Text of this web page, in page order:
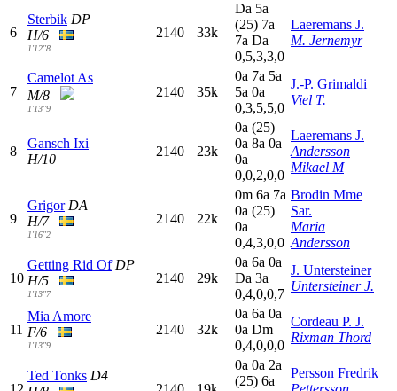
6
Sterbik DP
H/6
1'12"8
2140 33k
Da 5a
(25) 7a
7a Da
0,5,3,3,0
Laeremans J.
M. Jernemyr
7
Camelot As
M/8
1'13"9
2140 35k
0a 7a 5a
5a 0a
0,3,5,5,0
J.-P. Grimaldi
Viel T.
8
Gansch Ixi
H/10
2140 23k
0a (25)
0a 8a 0a
0a
0,0,2,0,0
Laeremans J.
Andersson
Mikael M
9
Grigor DA
H/7
1'16"2
2140 22k
0m 6a 7a
0a (25)
0a
0,4,3,0,0
Brodin Mme
Sar.
Maria
Andersson
10
Getting Rid Of DP
H/5
1'13"7
2140 29k
0a 6a 0a
Da 3a
0,4,0,0,7
J. Untersteiner
Untersteiner J.
11
Mia Amore
F/6
1'13"9
2140 32k
0a 6a 0a
0a Dm
0,4,0,0,0
Cordeau P. J.
Rixman Thord
Ted Tonks D4
0a 0a 2a
(25) 6a
Persson Fredrik